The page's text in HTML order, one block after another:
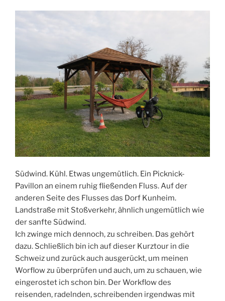
Südwind. Kühl. Etwas ungemütlich. Ein Picknick-
Pavillon an einem ruhig fließenden Fluss. Auf der
anderen Seite des Flusses das Dorf Kunheim.
Landstraße mit Stoßverkehr, ähnlich ungemütlich wie
der sanfte Südwind.
Ich zwinge mich dennoch, zu schreiben. Das gehört
dazu. Schließlich bin ich auf dieser Kurztour in die
Schweiz und zurück auch ausgerückt, um meinen
Worflow zu überprüfen und auch, um zu schauen, wie
eingerostet ich schon bin. Der Workflow des
reisenden, radelnden, schreibenden irgendwas mit